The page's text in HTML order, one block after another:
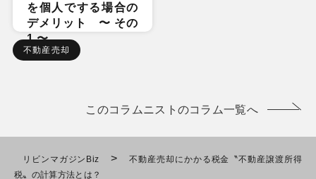
を個人でする場合の
デメリット 〜 その
1 〜
不動産売却
このコラムニストのコラム一覧へ
リビンマガジンBiz >
不動産売却にかかる税金〝不動産譲渡所得
税〟の計算方法とは？